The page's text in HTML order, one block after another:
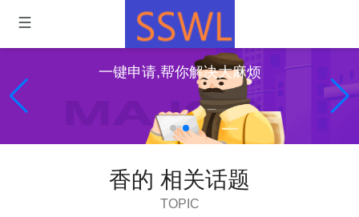
一键申请,帮你解决大麻烦
香的 相关话题
TOPIC